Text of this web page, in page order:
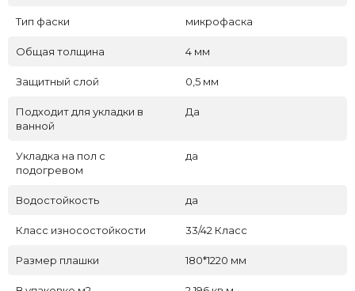
Тип фаски микрофаска
Общая толщина 4 мм
Защитный слой 0,5 мм
Подходит для укладки в
ванной
Да
Укладка на пол c
подогревом
да
Водостойкость да
Класс износостойкости 33/42 Класс
Размер плашки 180*1220 мм